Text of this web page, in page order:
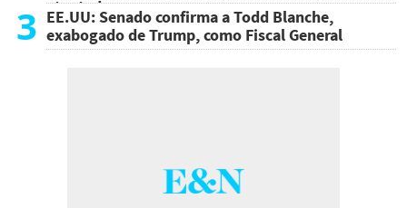
atentado
3 EE.UU: Senado confirma a Todd Blanche,
exabogado de Trump, como Fiscal General